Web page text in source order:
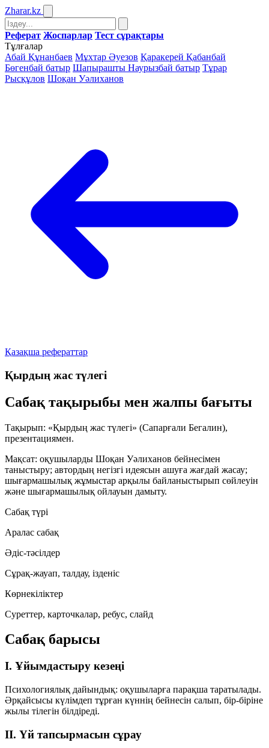
Zharar.kz
Реферат Жоспарлар Тест сұрақтары
Тұлғалар
Абай Құнанбаев Мұхтар Әуезов Қаракерей Қабанбай
Бөгенбай батыр Шапырашты Наурызбай батыр Тұрар
Рысқұлов Шоқан Уәлиханов
Қазақша рефераттар
Қырдың жас түлегі
Сабақ тақырыбы мен жалпы бағыты
Тақырып: «Қырдың жас түлегі» (Сапарғали Бегалин),
презентациямен.
Мақсат: оқушыларды Шоқан Уәлиханов бейнесімен
таныстыру; автордың негізгі идеясын ашуға жағдай жасау;
шығармашылық жұмыстар арқылы байланыстырып сөйлеуін
және шығармашылық ойлауын дамыту.
Сабақ түрі
Аралас сабақ
Әдіс-тәсілдер
Сұрақ-жауап, талдау, ізденіс
Көрнекіліктер
Суреттер, карточкалар, ребус, слайд
Сабақ барысы
I. Ұйымдастыру кезеңі
Психологиялық дайындық: оқушыларға парақша таратылады.
Әрқайсысы күлімдеп тұрған күннің бейнесін салып, бір-біріне
жылы тілегін білдіреді.
II. Үй тапсырмасын сұрау